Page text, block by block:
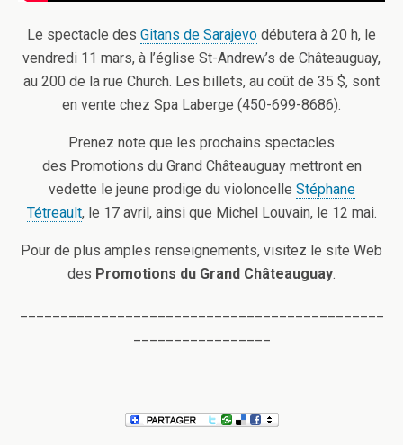
Le spectacle des Gitans de Sarajevo débutera à 20 h, le
vendredi 11 mars, à l’église St-Andrew’s de Châteauguay,
au 200 de la rue Church. Les billets, au coût de 35 $, sont
en vente chez Spa Laberge (450-699-8686).
Prenez note que les prochains spectacles
des Promotions du Grand Châteauguay mettront en
vedette le jeune prodige du violoncelle Stéphane
Tétreault, le 17 avril, ainsi que Michel Louvain, le 12 mai.
Pour de plus amples renseignements, visitez le site Web
des Promotions du Grand Châteauguay.